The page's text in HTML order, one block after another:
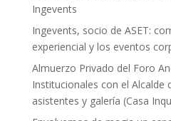
Ingevents
Ingevents, socio de ASET:
experiencial y los eventos
Almuerzo Privado del Foro
Institucionales con el Alcalde
asistentes y galería (Casa